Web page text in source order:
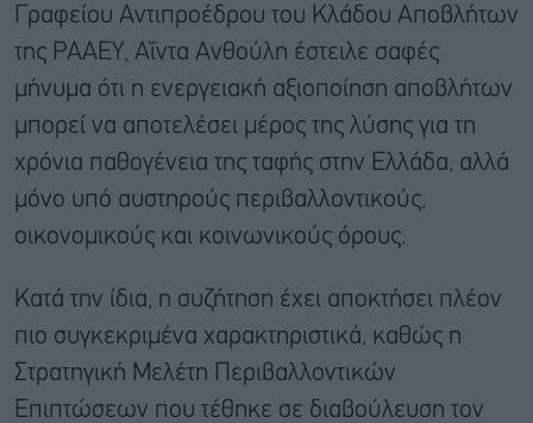
Γραφείου Αντιπροέδρου του Κλάδου Αποβλήτων
της ΡΑΑΕΥ, Αΐντα Ανθούλη έστειλε σαφές
μήνυμα ότι η ενεργειακή αξιοποίηση αποβλήτων
μπορεί να αποτελέσει μέρος της λύσης για τη
χρόνια παθογένεια της ταφής στην Ελλάδα, αλλά
μόνο υπό αυστηρούς περιβαλλοντικούς,
οικονομικούς και κοινωνικούς όρους.
Κατά την ίδια, η συζήτηση έχει αποκτήσει πλέον
πιο συγκεκριμένα χαρακτηριστικά, καθώς η
Στρατηγική Μελέτη Περιβαλλοντικών
Επιπτώσεων που τέθηκε σε διαβούλευση τον